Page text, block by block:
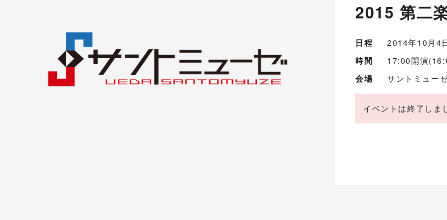
2015 第二
日程
2014年10月4
時間
17:00開演
会場
サントミュー
イベントは終了しま